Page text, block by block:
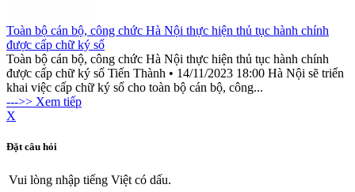
Toàn bộ cán bộ, công chức Hà Nội thực hiện thủ tục hành chính
được cấp chữ ký số
Toàn bộ cán bộ, công chức Hà Nội thực hiện thủ tục hành chính
được cấp chữ ký số Tiến Thành • 14/11/2023 18:00 Hà Nội sẽ triển
khai việc cấp chữ ký số cho toàn bộ cán bộ, công...
--->> Xem tiếp
X
Đặt câu hỏi
Vui lòng nhập tiếng Việt có dấu.